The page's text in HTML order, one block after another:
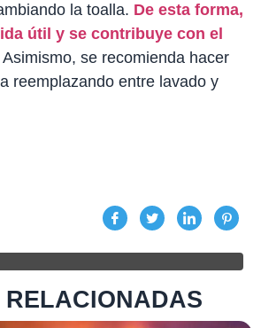
la toalla. De esta forma,
útil y se contribuye con el
Asimismo, se recomienda hacer
reemplazando entre lavado y